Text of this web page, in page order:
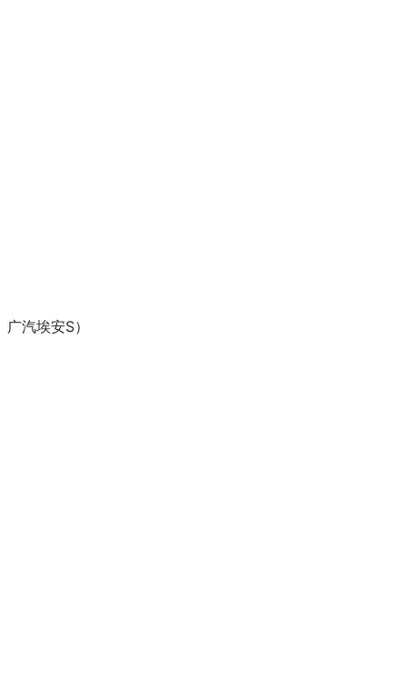
汽埃安S）